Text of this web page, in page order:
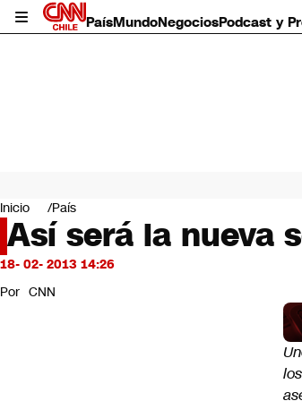
PaísMundoNegociosPodcast y
Mundo
Negocios
Deportes
Programas completos
Servicios
Inicio País
Así será la nueva
18- 02- 2013 14:26
Por CNN
los